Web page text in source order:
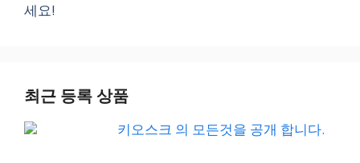
세요!
최근 등록 상품
키오스크 의 모든것을 공개 합니다.